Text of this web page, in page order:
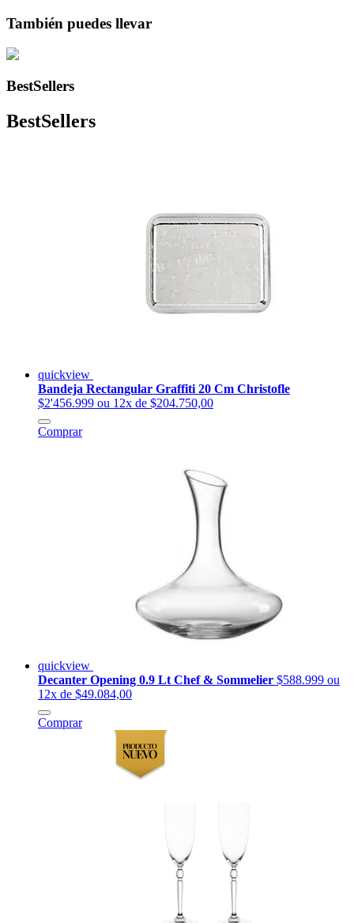
También puedes llevar
BestSellers
BestSellers
quickview
Bandeja Rectangular Graffiti 20 Cm Christofle
$2'456.999 ou 12x de $204.750,00
Comprar
quickview
Decanter Opening 0.9 Lt Chef & Sommelier $588.999 ou
12x de $49.084,00
Comprar